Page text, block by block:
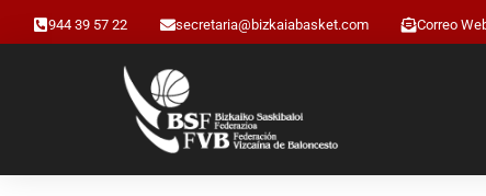
944 39 57 22 secretaria@bizkaiabasket.com Correo